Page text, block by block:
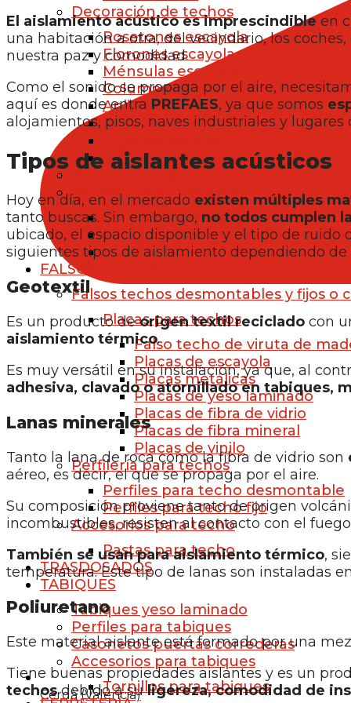
Cerdà (Valencia)
Decoración de techos
Rosetones escayola
Florones escayola
Ménsulas escayola
Columnas de escayola
Apliques de escayola
Bóvedas de escayola
Piezas de escayola a medida
Accesorios de escayola
Trampillas de escayola
Esparto para escayola
Herramientas para escayola
FALSOS TECHOS
Falsos techos desmontables y fijos o
Placas para techos
Falso techo de viruta de
Placas de escayola
Placas metálicas
Placas de yeso laminado
Placas de fibra de vidrio
Placas de fibra mineral
Placas de vinilo
Perfilería para techos
Perfiles para techo desmontable
Perfiles para techo fijo
Accesorios para techo
Pastas para techo
TRASDOSADOS
TABIQUES
Tabiques yeso laminado
Perfiles para tabiques
Casonetos puertas correderas
Accesorios para tabiques
Tornillos para tabiques
El aislamiento acústico es imprescindible en
una habitación a otra, del vecindario, los
nuestra paz y comodidad.
Como el sonido se propaga por el aire,
aquí es donde entra PREFAES, ya que somos
alojamientos, pisos, naves industriales y
Tipos de aislantes acústicos
Hoy en día, en el mercado existen múltiples
tanto buscas. Sin embargo, no todos cumplen
ubicado, el espacio disponible y el tipo de ruido
siguientes tipos de aislamiento dependiendo de
Geotextil
Es un producto deorigen textil reciclado con
aislamiento térmico.
Es muy versátil en su instalación, ya que, al
adhesiva, clavado o atornillado en tabiques,
Lanas minerales
Tanto la lana de roca como la fibra de vidrio son
aéreo, es decir, el que se propaga por el aire.
Su composición proviene tanto de origen
incombustibles, resisten al contacto con el
También se usan para aislamiento térmico,
temperatura. Este tipo de lanas son instaladas
Poliuretano
Este material aislante está formado por una
Tiene buenas propiedades aislantes y es un
techosdebido a suligereza, comodidad de